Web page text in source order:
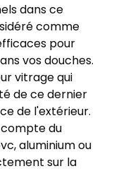
dans ce
comme
pour
vos douches.
vitrage qui
de ce dernier
de l'extérieur.
du
aluminium ou
sur la